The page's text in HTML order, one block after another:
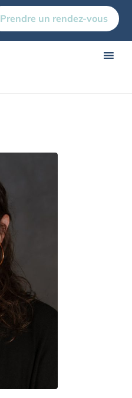
Prendre un rendez-vous